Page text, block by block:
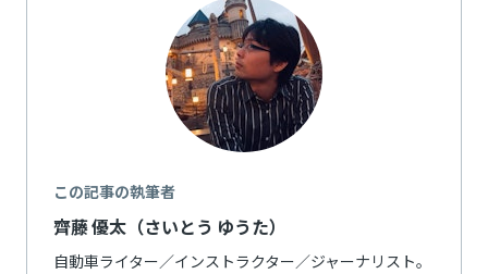
この記事の執筆者
齊藤 優太（さいとう ゆうた）
自動車ライター／インストラクター／ジャーナリスト。